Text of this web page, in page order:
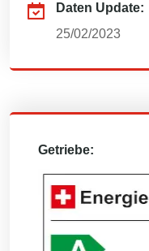
Daten Update:
25/02/2023
Getriebe: